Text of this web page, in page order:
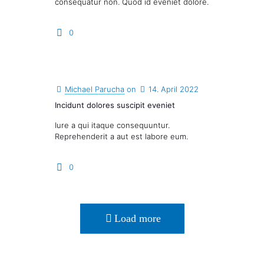
consequatur non. Quod id eveniet dolore.
0
Michael Parucha on
14. April 2022
Incidunt dolores suscipit eveniet
Iure a qui itaque consequuntur.
Reprehenderit a aut est labore eum.
0
Load more